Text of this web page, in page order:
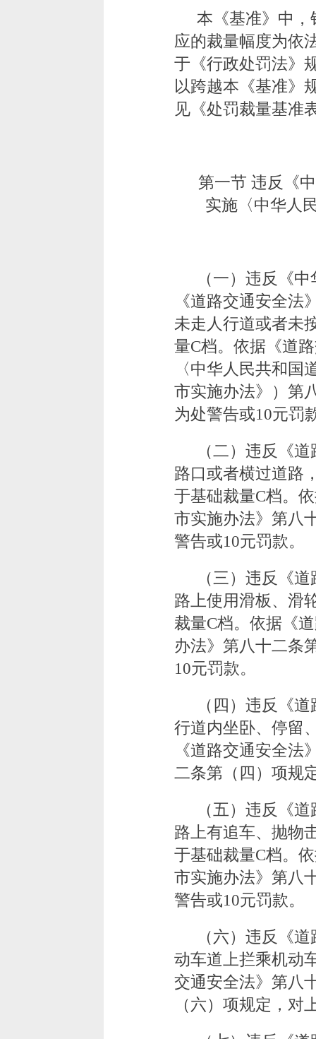
本《基准》中，
应的裁量幅度为依
于《行政处罚法》
以跨越本《基准》
见《处罚裁量基准
第一节 违反《
实施〈中华人
（一）违反《
《道路交通安全法
未走人行道或者未
量C档。依据《道
〈中华人民共和国
市实施办法》）第
为处警告或10元罚
（二）违反《
路口或者横过道路
于基础裁量C档。
市实施办法》第八
警告或10元罚款。
（三）违反《
路上使用滑板、滑
裁量C档。依据《
办法》第八十二条
10元罚款。
（四）违反《
行道内坐卧、停留
《道路交通安全法
二条第（四）项规
（五）违反《
路上有追车、抛物
于基础裁量C档。
市实施办法》第八
警告或10元罚款。
（六）违反《
动车道上拦乘机动
交通安全法》第八
（六）项规定，对